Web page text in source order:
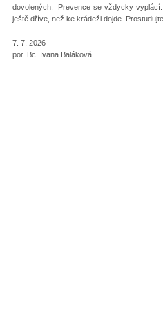
dovolených. Prevence se vždycky
ještě dříve, než ke krádeži dojde.
7. 7. 2026
por. Bc. Ivana Baláková